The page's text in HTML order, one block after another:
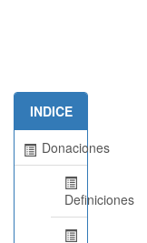
INDICE
Donaciones
Definiciones